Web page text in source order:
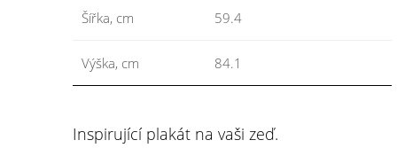
Šířka, cm 59.4
Výška, cm 84.1
Inspirující plakát na vaši zeď.